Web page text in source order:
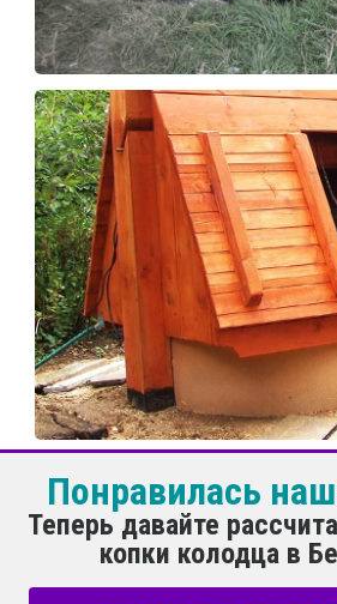
Понравилась
Теперь давайте
копки колодца в